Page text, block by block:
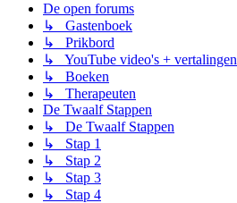
De open forums
↳ Gastenboek
↳ Prikbord
↳ YouTube video's + vertalingen
↳ Boeken
↳ Therapeuten
De Twaalf Stappen
↳ De Twaalf Stappen
↳ Stap 1
↳ Stap 2
↳ Stap 3
↳ Stap 4